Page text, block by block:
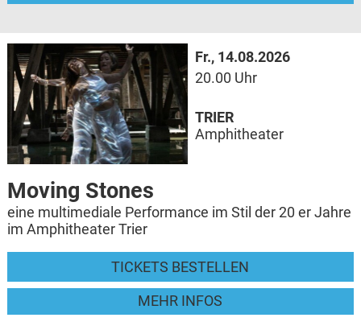
Fr., 14.08.2026
20.00 Uhr
Moving Stones
eine multimediale Performance im Stil der 20 er Jahre
im Amphitheater Trier
TICKETS BESTELLEN
MEHR INFOS
TRIER
Amphitheater